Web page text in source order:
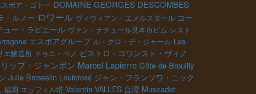
スポア・ゴトー DOMAINE GEORGES DESCOMBES
・ルノー ロワール ヴィヴィアン・エメルスダール コー
ュー・ラピエール ヴァン・ナチュール見本市ビム レスト
エスポアグループ ル・クロ・デ・ジャール Les
エ醸造所 ドゥニ・ペノ ビストロ・コワンスト・ヴィノ
ップ・ジャンボン Marcel Lapierre Côte de Brouilly
Julie Brosselin Louforosé ジャン・フランソワ・ニック
福岡 エッフェル塔 Valentin VALLES 台湾 Muscadet